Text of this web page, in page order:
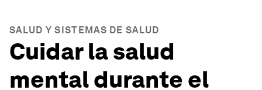
SALUD Y SISTEMAS DE SALUD
Cuidar la salud
mental durante el